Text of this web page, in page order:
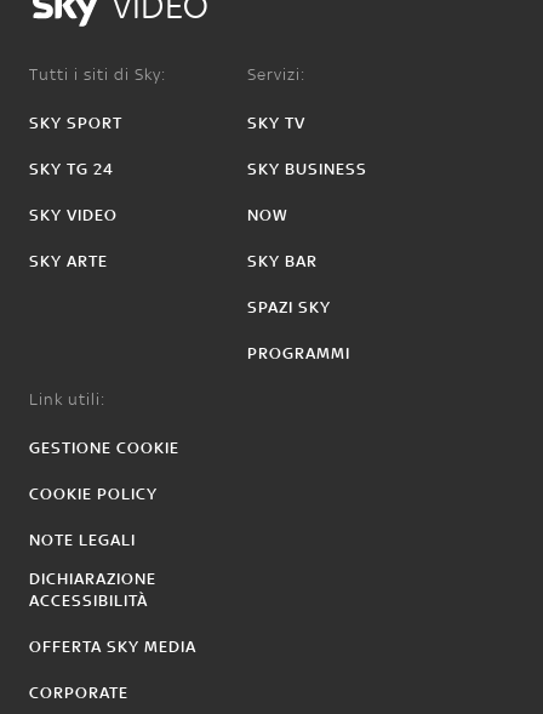
Tutti i siti di Sky:
SKY SPORT
SKY TG 24
SKY VIDEO
SKY ARTE
Servizi:
SKY TV
SKY BUSINESS
NOW
SKY BAR
SPAZI SKY
PROGRAMMI
Link utili:
GESTIONE COOKIE
COOKIE POLICY
NOTE LEGALI
DICHIARAZIONE
ACCESSIBILITÀ
OFFERTA SKY MEDIA
CORPORATE